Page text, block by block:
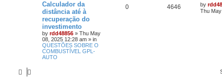
Calculador da
distância até à
recuperação do
investimento
by rdd48856 » Thu May
08, 2025 12:28 am » in
QUESTÕES SOBRE O
COMBUSTÍVEL GPL-
AUTO
0 4646 by
Thu